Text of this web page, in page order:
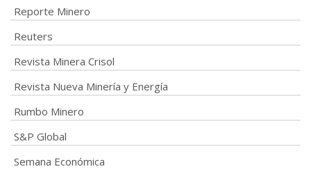
Reporte Minero
Reuters
Revista Minera Crisol
Revista Nueva Minería y Energía
Rumbo Minero
S&P Global
Semana Económica